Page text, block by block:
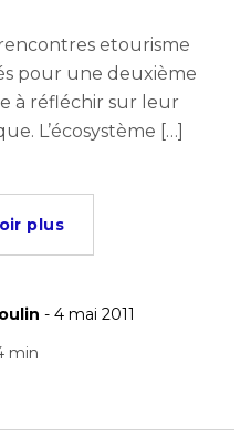
etourisme
pour une deuxième
à réfléchir sur leur
L’écosystème […]
plus
- 4 mai 2011
min